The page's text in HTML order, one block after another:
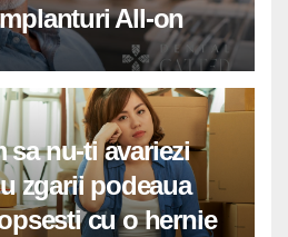
All-on
sa nu-ti avariezi
zgarii podeaua
cu o hernie